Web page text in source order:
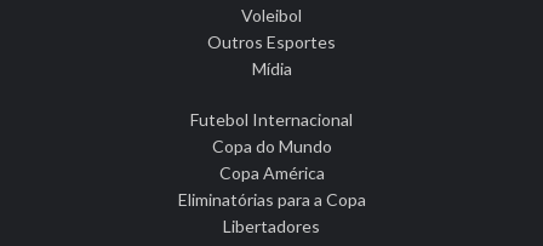
Voleibol
Outros Esportes
Mídia
Futebol Internacional
Copa do Mundo
Copa América
Eliminatórias para a Copa
Libertadores